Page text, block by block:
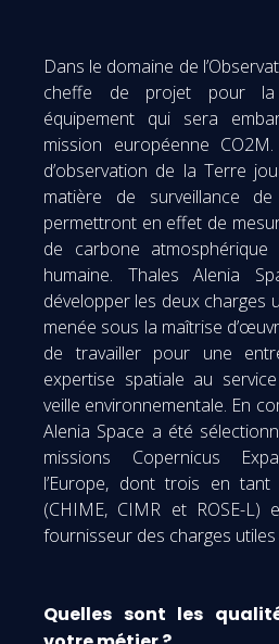
Dans le domaine de
cheffe de projet pour la
équipement qui sera
mission européenne
d’observation de la Terre
matière de surveillance de
permettront en effet de
de carbone atmosphérique
humaine. Thales Alenia
développer les deux charges
menée sous la maîtrise
de travailler pour une
expertise spatiale au
veille environnementale. En
Alenia Space a été
missions Copernicus
l’Europe, dont trois en
(CHIME, CIMR et ROSE-
fournisseur des charges utiles
Quelles sont les